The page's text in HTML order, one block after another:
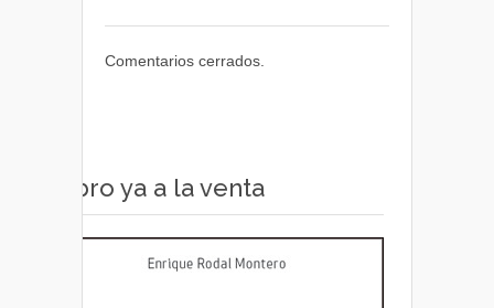
Comentarios cerrados.
Libro ya a la venta